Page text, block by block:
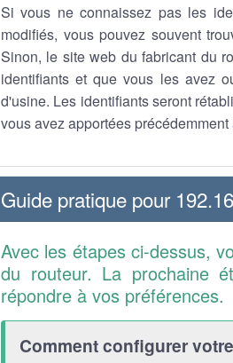
Si vous ne connaissez pas les
modifiés, vous pouvez souvent
Sinon, le site web du fabricant du
identifiants et que vous les avez
d'usine. Les identifiants seront
vous avez apportées précédemment
Guide pratique pour
Avec les étapes ci-dessus,
du routeur. La prochaine
répondre à vos préférences.
Comment configurer